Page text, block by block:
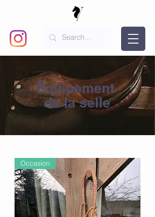
Équipement
de la selle
Occasion